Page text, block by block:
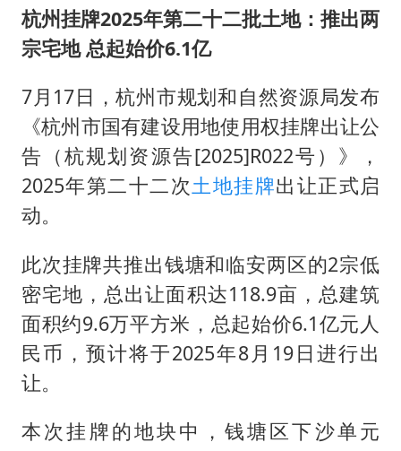
杭州挂牌2025年第二十二批土地：推出两
宗宅地 总起始价6.1亿
7月17日，杭州市规划和自然资源局发布
《杭州市国有建设用地使用权挂牌出让公
告（杭规划资源告[2025]R022号）》，
2025年第二十二次土地挂牌出让正式启
动。
此次挂牌共推出钱塘和临安两区的2宗低
密宅地，总出让面积达118.9亩，总建筑
面积约9.6万平方米，总起始价6.1亿元人
民币，预计将于2025年8月19日进行出
让。
本次挂牌的地块中，钱塘区下沙单元